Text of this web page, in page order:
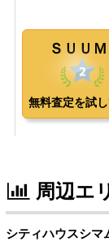
周辺エ
シティハウスシマ